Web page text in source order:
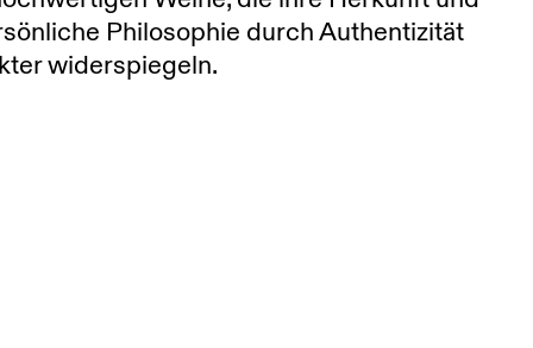
Philosophie durch Authentizität
widerspiegeln.